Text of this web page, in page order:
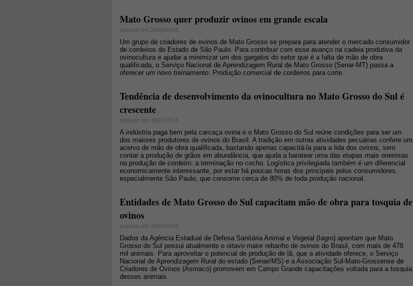
Mato Grosso quer produzir ovinos em grande escala
postado em 26/08/2014
Um grupo de criadores de ovinos de Mato Grosso se prepara para atender o mercado consumidor
de cordeiros do Estado de São Paulo. Para contribuir com esse avanço na cadeia produtiva da
ovinocultura e ajudar a minimizar um dos gargalos do setor que é a falta de mão de obra
qualificada, o Serviço Nacional de Aprendizagem Rural de Mato Grosso (Senar-MT) passa a
oferecer um novo treinamento: Produção comercial de cordeiros para corte.
Tendência de desenvolvimento da ovinocultura no Mato Grosso do Sul é
crescente
postado em 30/05/2014
A indústria paga bem pela carcaça ovina e o Mato Grosso do Sul reúne condições para ser um
dos maiores produtores de ovinos do Brasil. A tradição em outras atividades pecuárias confere um
acervo de mão de obra qualificada, bastando apenas capacitá-la para a lida dos ovinos, sem
contar a produção de grãos em abundância, que ajuda a baratear uma das etapas mais onerosas
na produção de cordeiro: a terminação no cocho. Logística privilegiada também é um diferencial
economicamente interessante, por estar há poucas horas dos principais polos consumidores,
especialmente São Paulo, que consome cerca de 80% de toda produção nacional.
Entidades de Mato Grosso do Sul capacitam mão de obra para tosquia de
ovinos
postado em 16/05/2014
Dados da Agência Estadual de Defesa Sanitária Animal e Vegetal (Iagro) apontam que Mato
Grosso do Sul possui atualmente o oitavo maior rebanho de ovinos do Brasil, com mais de 478
mil animais. Para aproveitar o potencial de produção de lã, que a atividade oferece, o Serviço
Nacional de Aprendizagem Rural do estado (Senar/MS) e a Associação Sul-Mato-Grossense de
Criadores de Ovinos (Asmaco) promovem em Campo Grande capacitações voltada para a tosquia
desses animais.